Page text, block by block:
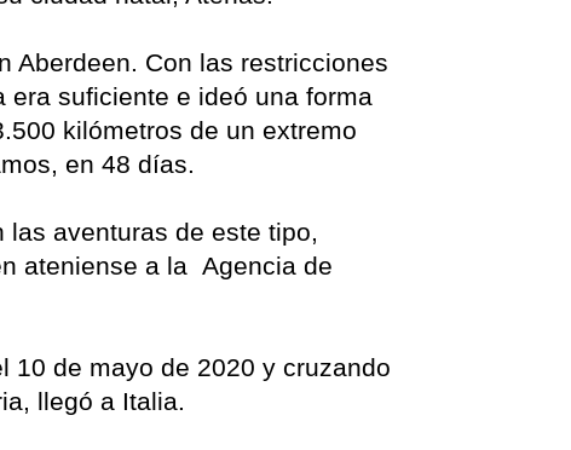
Aberdeen. Con las restricciones
suficiente e ideó una forma
kilómetros de un extremo
en 48 días.
las aventuras de este tipo,
ateniense a la Agencia de
10 de mayo de 2020 y cruzando
llegó a Italia.